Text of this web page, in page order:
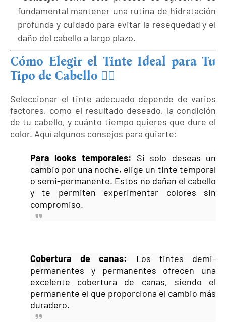
fundamental mantener una rutina de hidratación
profunda y cuidado para evitar la resequedad y el
daño del cabello a largo plazo.
Cómo Elegir el Tinte Ideal para Tu
Tipo de Cabello 💇‍♀️
Seleccionar el tinte adecuado depende de varios
factores, como el resultado deseado, la condición
de tu cabello, y cuánto tiempo quieres que dure el
color. Aquí algunos consejos para guiarte:
Para looks temporales: Si solo deseas un
cambio por una noche, elige un tinte temporal
o semi-permanente. Estos no dañan el cabello
y te permiten experimentar colores sin
compromiso.
Cobertura de canas:
Los tintes demi-
permanentes y permanentes ofrecen una
excelente cobertura de canas, siendo el
permanente el que proporciona el cambio más
duradero.